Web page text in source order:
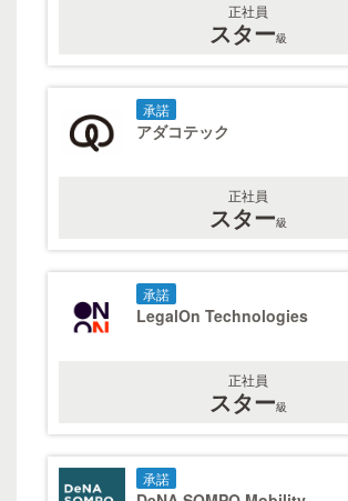
正社員
スター級
承諾
アダコテック
正社員
スター級
承諾
LegalOn Technologies
正社員
スター級
承諾